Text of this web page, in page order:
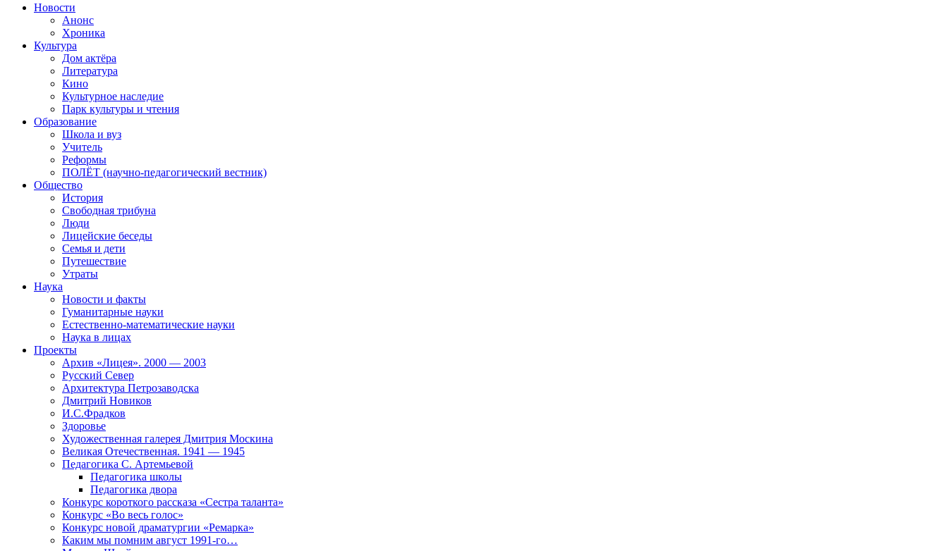
Новости
Анонс
Хроника
Культура
Дом актёра
Литература
Кино
Культурное наследие
Парк культуры и чтения
Образование
Школа и вуз
Учитель
Реформы
ПОЛЁТ (научно-педагогический вестник)
Общество
История
Свободная трибуна
Люди
Лицейские беседы
Семья и дети
Путешествие
Утраты
Наука
Новости и факты
Гуманитарные науки
Естественно-математические науки
Наука в лицах
Проекты
Архив «Лицея». 2000 — 2003
Русский Север
Архитектура Петрозаводска
Дмитрий Новиков
И.С.Фрадков
Здоровье
Художественная галерея Дмитрия Москина
Великая Отечественная. 1941 — 1945
Педагогика С. Артемьевой
Педагогика школы
Педагогика двора
Конкурс короткого рассказа «Сестра таланта»
Конкурс «Во весь голос»
Конкурс новой драматургии «Ремарка»
Каким мы помним август 1991-го…